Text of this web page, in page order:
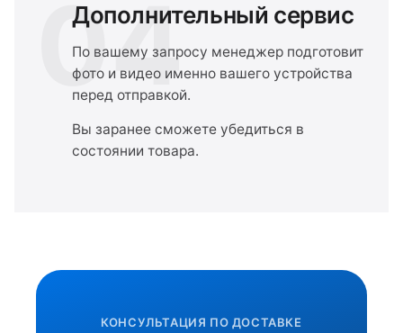
04
Дополнительный сервис
По вашему запросу менеджер подготовит
фото и видео именно вашего устройства
перед отправкой.
Вы заранее сможете убедиться в
состоянии товара.
КОНСУЛЬТАЦИЯ ПО ДОСТАВКЕ